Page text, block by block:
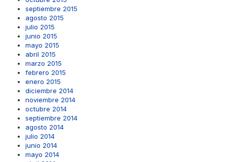
septiembre 2015
agosto 2015
julio 2015
junio 2015
mayo 2015
abril 2015
marzo 2015
febrero 2015
enero 2015
diciembre 2014
noviembre 2014
octubre 2014
septiembre 2014
agosto 2014
julio 2014
junio 2014
mayo 2014